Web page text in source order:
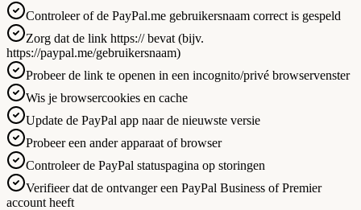
Controleer of de PayPal.me gebruikersnaam correct is gespeld
Zorg dat de link https:// bevat (bijv.
https://paypal.me/gebruikersnaam)
Probeer de link te openen in een incognito/privé browservenster
Wis je browsercookies en cache
Update de PayPal app naar de nieuwste versie
Probeer een ander apparaat of browser
Controleer de PayPal statuspagina op storingen
Verifieer dat de ontvanger een PayPal Business of Premier
account heeft